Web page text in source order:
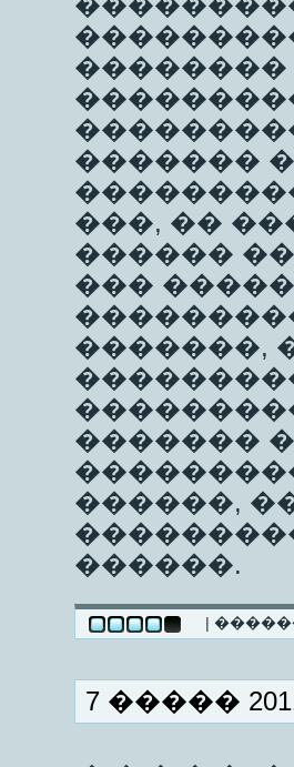
��������
�������
���, ��
������
���
�������,
�������
������,
������.
|
7 �����